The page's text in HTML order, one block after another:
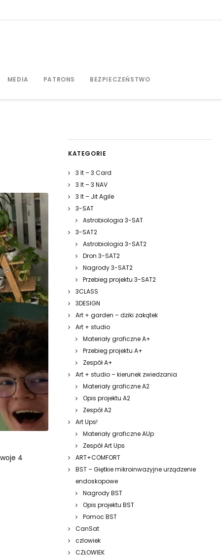
MEDIA PATRONS BEZPIECZEŃSTWO
4
KATEGORIE
3 It – 3 Card
3 It – 3 NAV
3 It – Jit Agile
3-SAT
Astrobiologia 3-SAT
3-SAT2
Astrobiologia 3-SAT2
Dron 3-SAT2
Nagrody 3-SAT2
Przebieg projektu 3-SAT2
3CLASS
3DESIGN
Art + garden – dziki zakątek
Art + studio
Materiały graficzne A+
Przebieg projektu A+
Zespół A+
Art + studio – kierunek zwiedzania
Materiały graficzne A2
Opis projektu A2
Zespół A2
Art Ups!
Materiały graficzne AUp
Zespół Art Ups
ART+COMFORT
BST – Giętkie mikroinwazyjne urządzenie
endoskopowe
Nagrody BST
Opis projektu BST
Pomoc BST
CanSat
czlowiek
CZŁOWIEK